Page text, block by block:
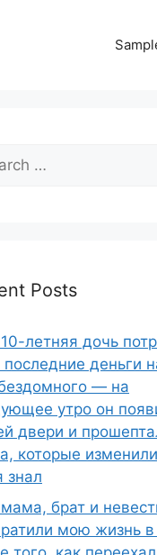
Posts
летняя дочь
последние деньги
— на
утро он
двери и
которые
знал
брат и
мою жизнь